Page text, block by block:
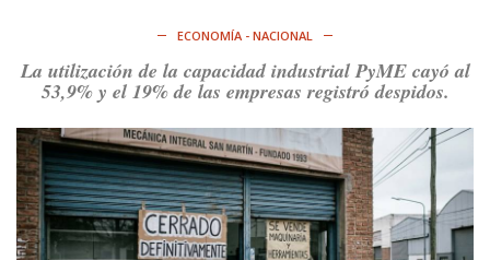
ECONOMÍA - NACIONAL
La utilización de la capacidad industrial PyME cayó al
53,9% y el 19% de las empresas registró despidos.